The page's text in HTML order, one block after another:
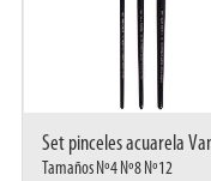
Set pinceles acuarela
Serie 191
Tamaños Nº4 Nº8 Nº12